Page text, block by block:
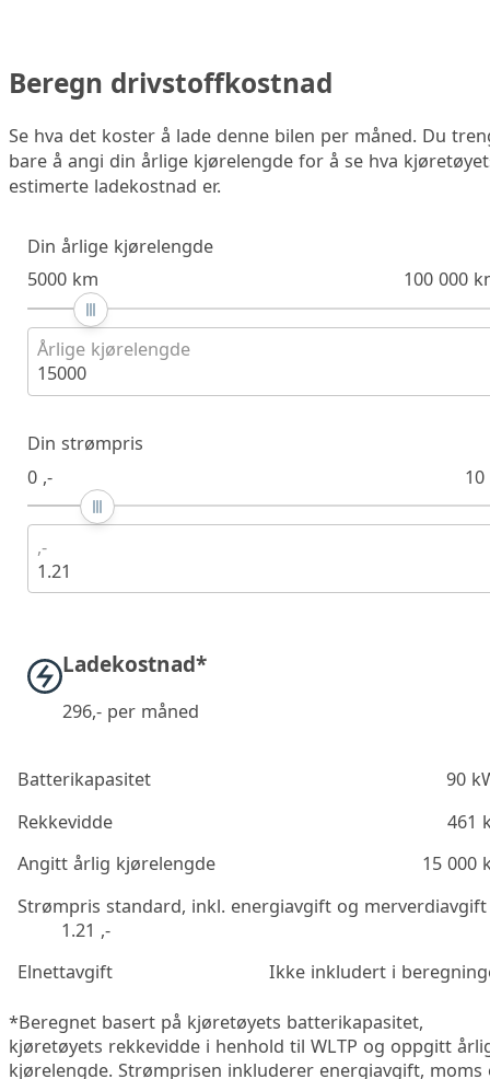
Beregn drivstoffkostnad
Se hva det koster å lade denne bilen per måned. Du
bare å angi din årlige kjørelengde for å se hva
estimerte ladekostnad er.
Din årlige kjørelengde
5000 km
100 000
Årlige kjørelengde
15000
Din strømpris
0 ,-
10
,-
1.21
Ladekostnad*
296,- per måned
Batterikapasitet
90
Rekkevidde
461
Angitt årlig kjørelengde
15 000
Strømpris standard, inkl. energiavgift og merverdiavgift
1.21 ,-
Elnettavgift
Ikke inkludert i
*Beregnet basert på kjøretøyets batterikapasitet,
kjøretøyets rekkevidde i henhold til WLTP og oppgitt
kjørelengde. Strømprisen inkluderer energiavgift, moms